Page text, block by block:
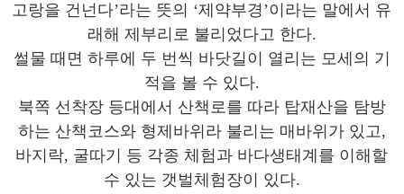
고랑을 건넌다’라는 뜻의 ‘제약부경’이라는 말에서 유
래해 제부리로 불리었다고 한다.
썰물 때면 하루에 두 번씩 바닷길이 열리는 모세의 기
적을 볼 수 있다.
북쪽 선착장 등대에서 산책로를 따라 탑재산을 탐방
하는 산책코스와 형제바위라 불리는 매바위가 있고,
바지락, 굴따기 등 각종 체험과 바다생태계를 이해할
수 있는 갯벌체험장이 있다.